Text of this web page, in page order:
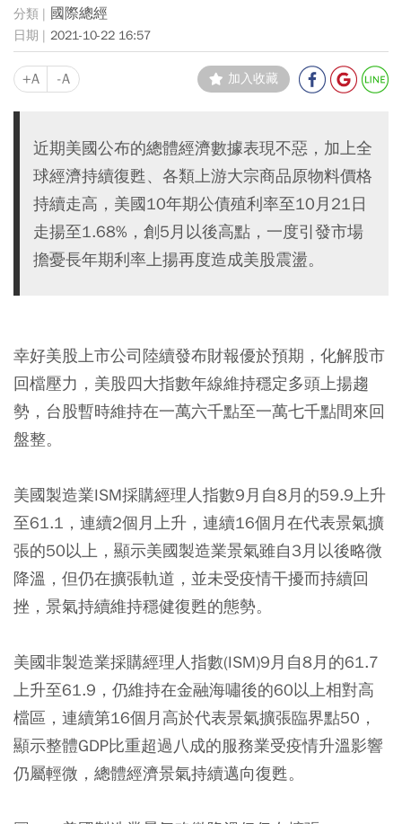
國際總經
2021-10-22 16:57
+A -A 加入收藏
近期美國公布的總體經濟數據表現不惡，加上全
球經濟持續復甦、各類上游大宗商品原物料價格
持續走高，美國10年期公債殖利率至10月21日
走揚至1.68%，創5月以後高點，一度引發市場
擔憂長年期利率上揚再度造成美股震盪。
幸好美股上市公司陸續發布財報優於預期，化解股市
回檔壓力，美股四大指數年線維持穩定多頭上揚趨
勢，台股暫時維持在一萬六千點至一萬七千點間來回
盤整。
美國製造業ISM採購經理人指數9月自8月的59.9上升
至61.1，連續2個月上升，連續16個月在代表景氣擴
張的50以上，顯示美國製造業景氣雖自3月以後略微
降溫，但仍在擴張軌道，並未受疫情干擾而持續回
挫，景氣持續維持穩健復甦的態勢。
美國非製造業採購經理人指數(ISM)9月自8月的61.7
上升至61.9，仍維持在金融海嘯後的60以上相對高
檔區，連續第16個月高於代表景氣擴張臨界點50，
顯示整體GDP比重超過八成的服務業受疫情升溫影響
仍屬輕微，總體經濟景氣持續邁向復甦。